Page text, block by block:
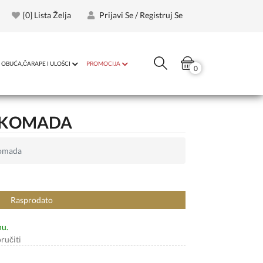
[0] Lista Želja Prijavi Se / Registruj Se
OBUĆA,ČARAPE I ULOŠCI PROMOCIJA
0
Rasprodato